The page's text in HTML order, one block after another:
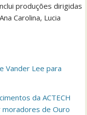
produções dirigidas
Carolina, Lucia
Vander Lee para
da ACTECH
de Ouro